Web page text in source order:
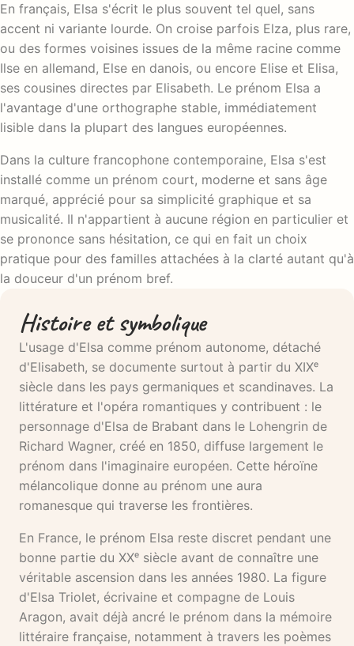
En français, Elsa s'écrit le plus souvent tel quel, sans
accent ni variante lourde. On croise parfois Elza, plus rare,
ou des formes voisines issues de la même racine comme
Ilse en allemand, Else en danois, ou encore Elise et Elisa,
ses cousines directes par Elisabeth. Le prénom Elsa a
l'avantage d'une orthographe stable, immédiatement
lisible dans la plupart des langues européennes.
Dans la culture francophone contemporaine, Elsa s'est
installé comme un prénom court, moderne et sans âge
marqué, apprécié pour sa simplicité graphique et sa
musicalité. Il n'appartient à aucune région en particulier et
se prononce sans hésitation, ce qui en fait un choix
pratique pour des familles attachées à la clarté autant qu'à
la douceur d'un prénom bref.
Histoire et symbolique
L'usage d'Elsa comme prénom autonome, détaché
d'Elisabeth, se documente surtout à partir du XIXᵉ
siècle dans les pays germaniques et scandinaves. La
littérature et l'opéra romantiques y contribuent : le
personnage d'Elsa de Brabant dans le Lohengrin de
Richard Wagner, créé en 1850, diffuse largement le
prénom dans l'imaginaire européen. Cette héroïne
mélancolique donne au prénom une aura
romanesque qui traverse les frontières.
En France, le prénom Elsa reste discret pendant une
bonne partie du XXᵉ siècle avant de connaître une
véritable ascension dans les années 1980. La figure
d'Elsa Triolet, écrivaine et compagne de Louis
Aragon, avait déjà ancré le prénom dans la mémoire
littéraire française, notamment à travers les poèmes